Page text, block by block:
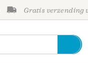
Gratis verzending